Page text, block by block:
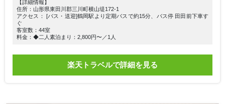
【詳細情報】
住所：山形県東田川郡三川町横山堤172-1
アクセス： [バス・送迎]鶴岡駅より定期バスで約15分、バス停 田田前下車す
ぐ
客室数：44室
料金：◆二人素泊まり：2,800円〜／1人
楽天トラベルで詳細を見る